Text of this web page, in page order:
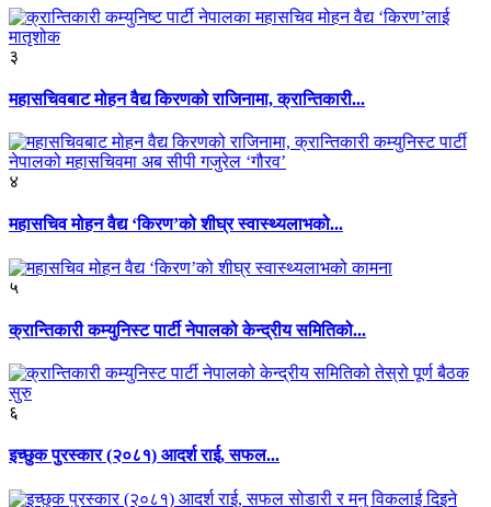
३
महासचिवबाट मोहन वैद्य किरणको राजिनामा, क्रान्तिकारी...
४
महासचिव मोहन वैद्य ‘किरण’को शीघ्र स्वास्थ्यलाभको...
५
क्रान्तिकारी कम्युनिस्ट पार्टी नेपालको केन्द्रीय समितिको...
६
इच्छुक पुरस्कार (२०८१) आदर्श राई, सफल...